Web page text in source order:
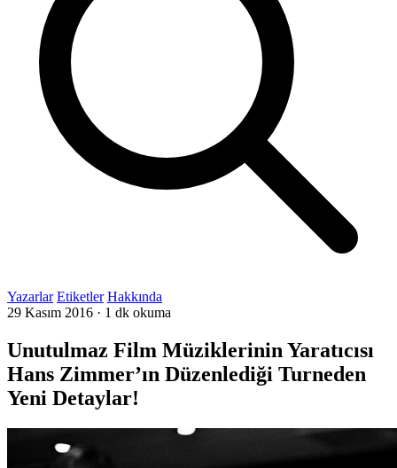
Yazarlar Etiketler Hakkında
29 Kasım 2016 · 1 dk okuma
Unutulmaz Film Müziklerinin Yaratıcısı
Hans Zimmer’ın Düzenlediği Turneden
Yeni Detaylar!